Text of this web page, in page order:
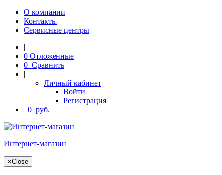
О компании
Контакты
Сервисные центры
|
0 Отложенные
0 Сравнить
|
Личный кабинет
Войти
Регистрация
0 руб.
Интернет-магазин
×Close